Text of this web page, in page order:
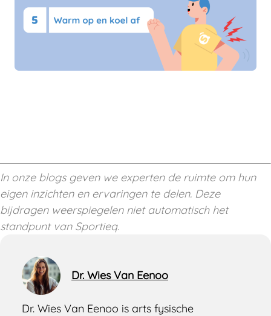
In onze blogs geven we experten de ruimte om hun
eigen inzichten en ervaringen te delen. Deze
bijdragen weerspiegelen niet automatisch het
standpunt van Sportieq.
Dr. Wies Van Eenoo
Dr. Wies Van Eenoo is arts fysische